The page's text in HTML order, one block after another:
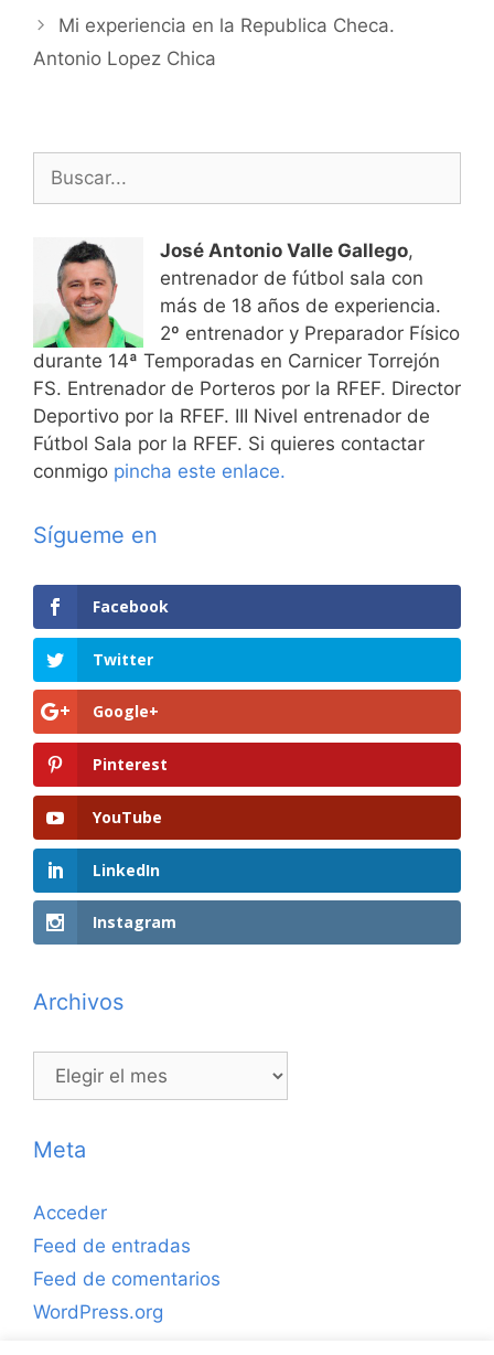
Mi experiencia en la Republica Checa.
Antonio Lopez Chica
José Antonio Valle Gallego,
entrenador de fútbol sala con
más de 18 años de experiencia.
2º entrenador y Preparador Físico
durante 14ª Temporadas en Carnicer Torrejón
FS. Entrenador de Porteros por la RFEF. Director
Deportivo por la RFEF. III Nivel entrenador de
Fútbol Sala por la RFEF. Si quieres contactar
conmigo pincha este enlace.
Sígueme en
Facebook
Twitter
Google+
Pinterest
YouTube
LinkedIn
Instagram
Archivos
Archivos
Meta
Acceder
Feed de entradas
Feed de comentarios
WordPress.org